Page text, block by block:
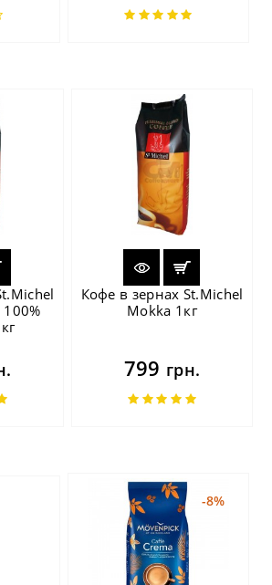
Кофе в зернах St.Michel
Mokka 1кг
799 грн.
-8%